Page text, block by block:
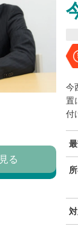
今
置
付
る